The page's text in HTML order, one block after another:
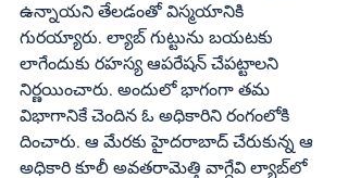
ఉన్నాయని తేలడంతో విస్మయానికి
గురయ్యారు. ల్యాబ్‌ గుట్టును బయటకు
లాగేందుకు రహస్య ఆపరేషన్‌ చేపట్టాలని
నిర్ణయించారు. అందులో భాగంగా తమ
విభాగానికే చెందిన ఓ అధికారిని రంగంలోకి
దించారు. ఆ మేరకు హైదరాబాద్‌ చేరుకున్న ఆ
అధికారి కూలీ అవతరామెత్తి వాగ్దేవి ల్యాబ్‌లో